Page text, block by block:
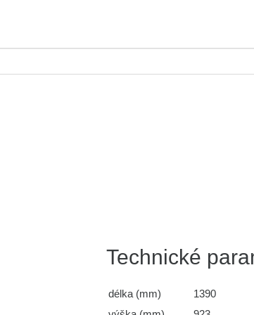
Technické
délka (mm)
1390